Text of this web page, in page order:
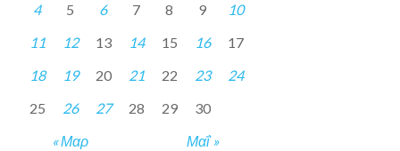
« Μαρ Μαΐ »
4
5 6 7 8 9
10
11
12 13 14 15 16
17
18
19 20 21 22 23
24
25
26 27 28 29 30